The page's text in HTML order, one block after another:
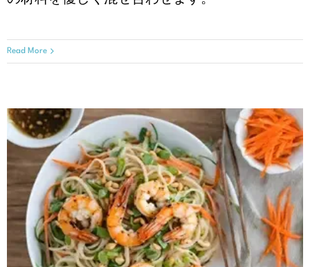
Read More
グリルしたエビとチョップドロ
ーストピーナッツをトッピング
したアジア風ごましょうがの麺
サラダ
レシピ 季節のレシピ 春編